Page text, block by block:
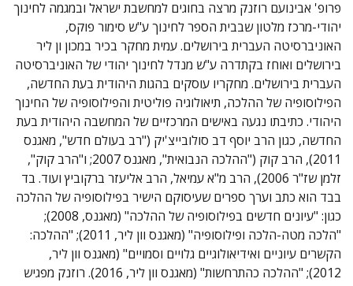
פרופ' אבינועם רוזנק מרצה בחוגים למחשבת ישראל ובמגמה לחינוך
יהודי-מרכז מלטון שבבית הספר לחינוך ע"ש סימור פוקס,
האוניברסיטה העברית בירושלים. עמית מחקר בכיר במכון ון ליר
בירושלים ואוחז בקתדרה ע"ש מנדל לחינוך יהודי של האוניברסיטה
העברית בירושלים. מחקריו עוסקים בהגות היהודית בעת החדשה,
הפילוסופיה של ההלכה, תיאולוגיה פוליטית והפילוסופיה של החינוך
היהודי. כתיבתו נגעה באישים המרכזיים של המחשבה היהודית בעת
החדשה, כגון הרב יוסף דב סולובייצ'יק ("רב בעולם חדש", מאגנס
2011), הרב קוק ("ההלכה הנבואית", מאגנס 2007; ו"הרב קוק",
זלמן שז"ר 2006), הרב מ"א עמיאל, הרב אליעזר ברקוביץ ועוד. בד
בבד הוא כתב וערך ספרים שעיסוקם הישיר בפילוסופיה של ההלכה
כגון: "עיונים חדשים בפילוסופיה של ההלכה" (מאגנס, 2008);
"הלכה מטה-הלכה ופילוסופיה" (מאגנס וון ליר, 2011); "ההלכה:
הקשרים עיוניים ואידיאולוגיים גלויים וסמויים" (מאגנס וון ליר,
2012); "ההלכה כהתרחשות" (מאגנס וון ליר, 2016). רוזנק מפגיש